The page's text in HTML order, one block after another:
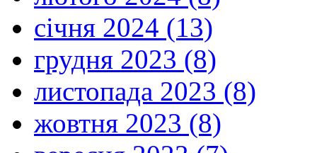
січня 2024 (13)
грудня 2023 (8)
листопада 2023 (8)
жовтня 2023 (8)